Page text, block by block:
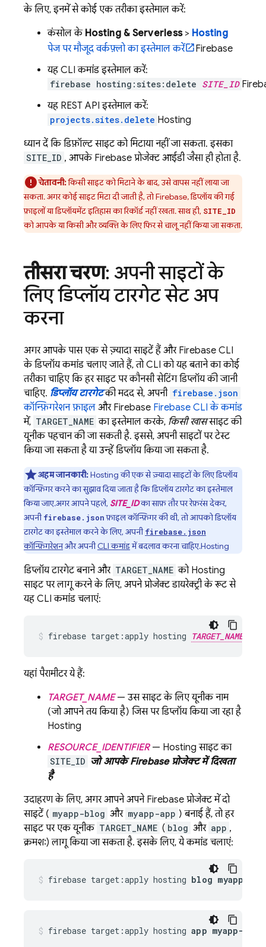
के लिए, इनमें से कोई एक तरीका इस्तेमाल करें:
कंसोल के Hosting & Serverless> Hosting
पेज पर मौजूद वर्कफ़्लो का इस्तेमाल करें
Firebase
यह CLI कमांड इस्तेमाल करें:
firebase hosting:sites:delete SITE_ID
यह REST API इस्तेमाल करें:
projects.sites.delete Hosting
ध्यान दें कि डिफ़ॉल्ट साइट को मिटाया नहीं जा सकता. इसका
SITE_ID , आपके Firebase प्रोजेक्ट आईडी जैसा ही होता है.
चेतावनी:किसी साइट को मिटाने के बाद, उसे वापस नहीं लाया जा
सकता. अगर कोई साइट मिटा दी जाती है, तो Firebase, डिप्लॉय की गई
फ़ाइलों या डिप्लॉयमेंट इतिहास का रिकॉर्ड नहीं रखता. साथ ही, SITE_ID
को आपके या किसी और व्यक्ति के लिए फिर से चालू नहीं किया जा सकता.
तीसरा चरण: अपनी साइटों के
लिए डिप्लॉय टारगेट सेट अप
करना
अगर आपके पास एक से ज़्यादा साइटें हैं और Firebase CLI
के डिप्लॉय कमांड चलाए जाते हैं, तो CLI को यह बताने का कोई
तरीका चाहिए कि हर साइट पर कौनसी सेटिंग डिप्लॉय की जानी
चाहिए. डिप्लॉय टारगेटकी मदद से, अपनी firebase.json
कॉन्फ़िगरेशन फ़ाइल और Firebase Firebase CLI के कमांड
में, TARGET_NAME का इस्तेमाल करके, किसी खाससाइट की
यूनीक पहचान की जा सकती है. इससे, अपनी साइटों पर टेस्ट
किया जा सकता है या उन्हें डिप्लॉय किया जा सकता है.
अहम जानकारी:Hosting की एक से ज़्यादा साइटों के लिए डिप्लॉय
कॉन्फ़िगर करने का सुझाव दिया जाता है कि डिप्लॉय टारगेट का इस्तेमाल
किया जाए.अगर आपने पहले, SITE_IDका साफ़ तौर पर रेफ़रंस देकर,
अपनीfirebase.jsonफ़ाइल कॉन्फ़िगर की थी, तो आपको डिप्लॉय
टारगेट का इस्तेमाल करने के लिए, अपनीfirebase.json
कॉन्फ़िगरेशनऔर अपनीCLI कमांडमें बदलाव करना चाहिए.Hosting
डिप्लॉय टारगेट बनाने और TARGET_NAME को Hosting
साइट पर लागू करने के लिए, अपने प्रोजेक्ट डायरेक्ट्री के रूट से
यह CLI कमांड चलाएं:
firebase target:apply hosting TARGET_NAME
यहां पैरामीटर ये हैं:
TARGET_NAME— उस साइट के लिए यूनीक नाम
(जो आपने तय किया है) जिस पर डिप्लॉय किया जा रहा है
Hosting
RESOURCE_IDENTIFIER— Hosting साइट का
SITE_ID जो आपके Firebase प्रोजेक्ट में दिखता
है
उदाहरण के लिए, अगर आपने अपने Firebase प्रोजेक्ट में दो
साइटें ( myapp-blog और myapp-app ) बनाई हैं, तो हर
साइट पर एक यूनीक TARGET_NAME ( blog और app ,
क्रमशः) लागू किया जा सकता है. इसके लिए, ये कमांड चलाएं:
firebase target:apply hosting blog myapp-
firebase target:apply hosting app myapp-app